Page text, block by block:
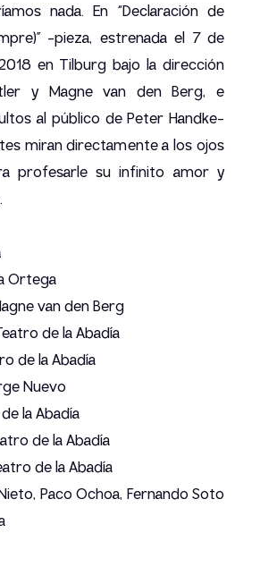
nada. En “Declaración de
-pieza, estrenada el 7 de
en Tilburg bajo la dirección
y Magne van den Berg, e
al público de Peter Handke-
miran directamente a los ojos
profesarle su infinito amor y
Ortega
van den Berg
de la Abadía
de la Abadía
Nuevo
la Abadía
de la Abadía
de la Abadía
Paco Ochoa, Fernando Soto